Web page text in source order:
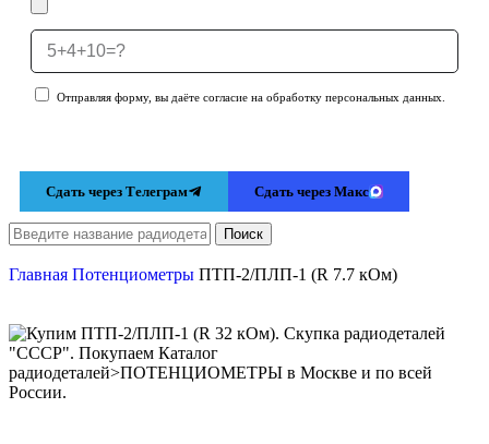
Отправляя форму, вы даёте согласие на обработку персональных данных.
Сдать через Телеграм Сдать через Макс
Поиск
Главная Потенциометры ПТП-2/ПЛП-1 (R 7.7 кОм)